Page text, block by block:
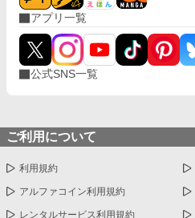
アプリ一覧
公式SNS一覧
ご利用について
利用規約
アルファコイン利用規約
レンタルサービス利用規約